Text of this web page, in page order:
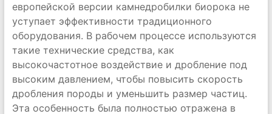
европейской версии камнедробилки биорока не
уступает эффективности традиционного
оборудования. В рабочем процессе используются
такие технические средства, как
высокочастотное воздействие и дробление под
высоким давлением, чтобы повысить скорость
дробления породы и уменьшить размер частиц.
Эта особенность была полностью отражена в